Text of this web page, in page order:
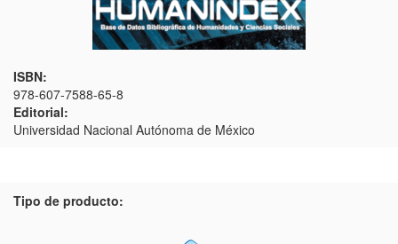
ISBN:
978-607-7588-65-8
Editorial:
Universidad Nacional Autónoma de México
Tipo de producto: